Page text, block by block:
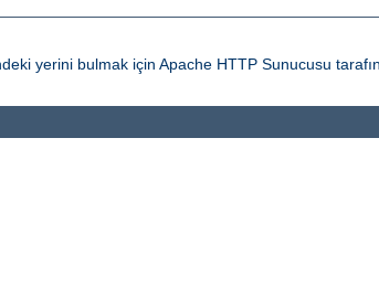
yerini bulmak için Apache HTTP Sunucusu